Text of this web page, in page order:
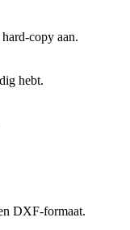
copy aan.
hebt.
DXF-formaat.